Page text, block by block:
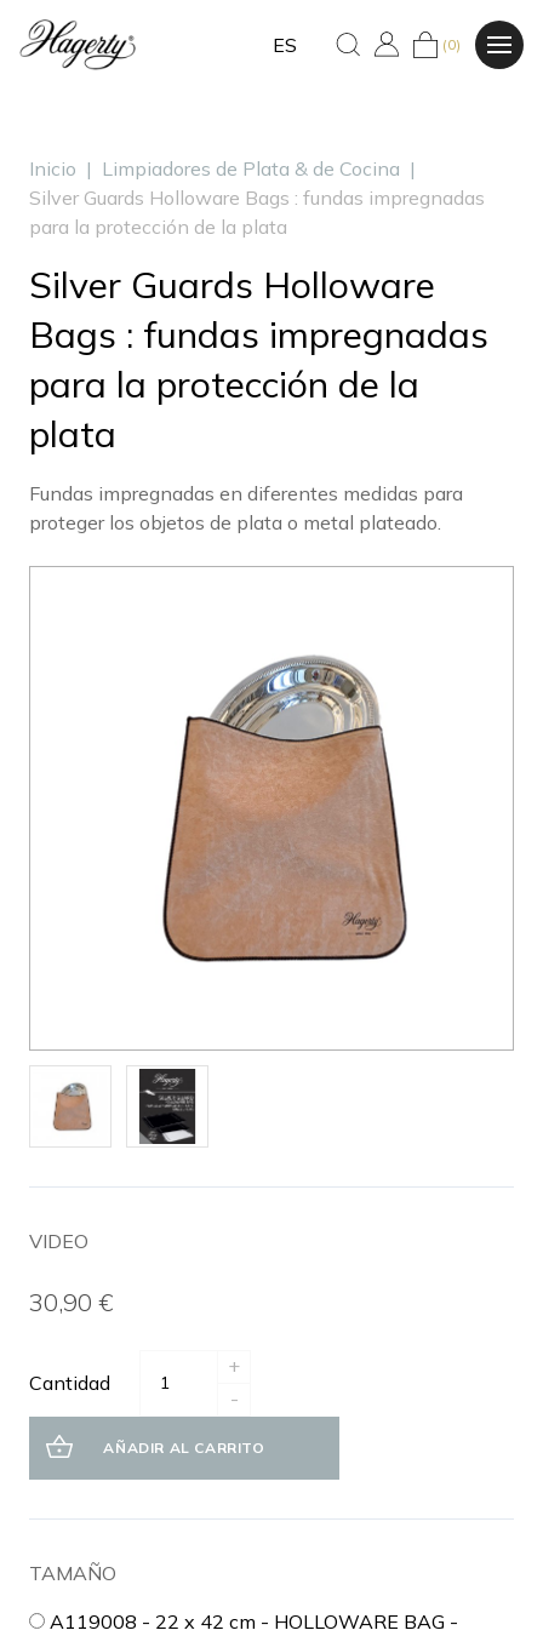
ES (0)
Inicio | Limpiadores de Plata & de Cocina |
Silver Guards Holloware Bags : fundas impregnadas
para la protección de la plata
Silver Guards Holloware
Bags : fundas impregnadas
para la protección de la
plata
Fundas impregnadas en diferentes medidas para
proteger los objetos de plata o metal plateado.
VIDEO
30,90 €
Cantidad
+
-
AÑADIR AL CARRITO
TAMAÑO
A119008 - 22 x 42 cm - HOLLOWARE BAG -